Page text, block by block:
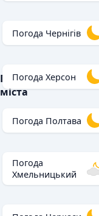
Популярні
міста
Погода Чернігів
Погода Херсон
Погода Полтава
Погода
Хмельницький